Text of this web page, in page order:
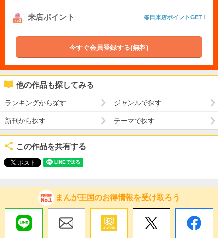
来店ポイント 毎日来店ポイントGET！
今すぐ会員登録する(無料)
他の作品も探してみる
ランキングから探す ジャンルで探す
新刊から探す テーマで探す
この作品を共有する
まんが王国のお得情報を受け取ろう